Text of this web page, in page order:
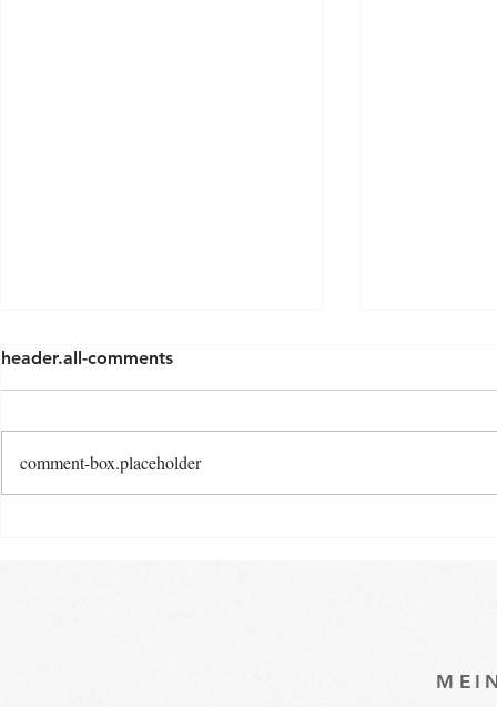
header.all-comments
comment-box.placeholder